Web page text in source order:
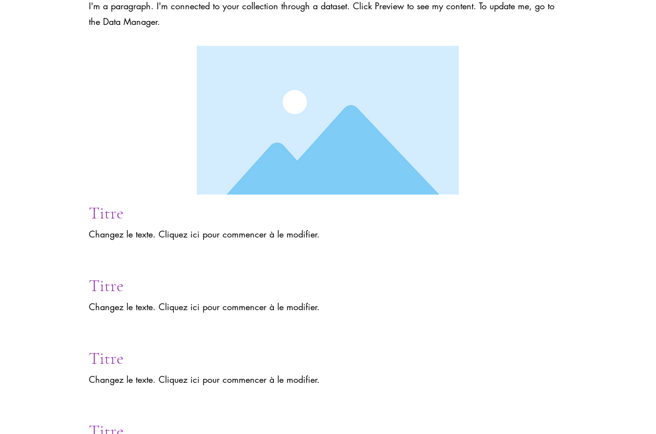
I'm a paragraph. I'm connected to your collection through a dataset. Click Preview to see my content. To update me, go to
the Data Manager.
Titre
Changez le texte. Cliquez ici pour commencer à le modifier.
Titre
Changez le texte. Cliquez ici pour commencer à le modifier.
Titre
Changez le texte. Cliquez ici pour commencer à le modifier.